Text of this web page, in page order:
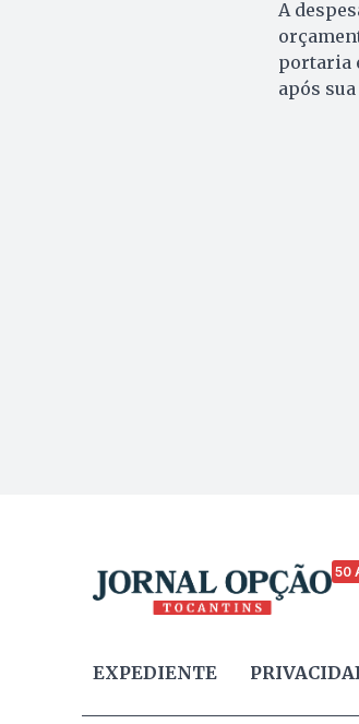
A
portaria
após
50
EXPEDIENTE